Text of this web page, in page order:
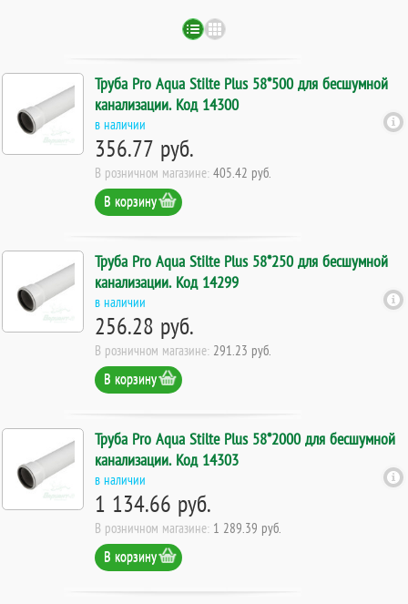
Труба Pro Aqua Stilte Plus 58*500 для бесшумной
канализации. Код 14300
в наличии
356.77 руб.
В розничном магазине: 405.42 руб.
В корзину
Труба Pro Aqua Stilte Plus 58*250 для бесшумной
канализации. Код 14299
в наличии
256.28 руб.
В розничном магазине: 291.23 руб.
В корзину
Труба Pro Aqua Stilte Plus 58*2000 для бесшумной
канализации. Код 14303
в наличии
1 134.66 руб.
В розничном магазине: 1 289.39 руб.
В корзину